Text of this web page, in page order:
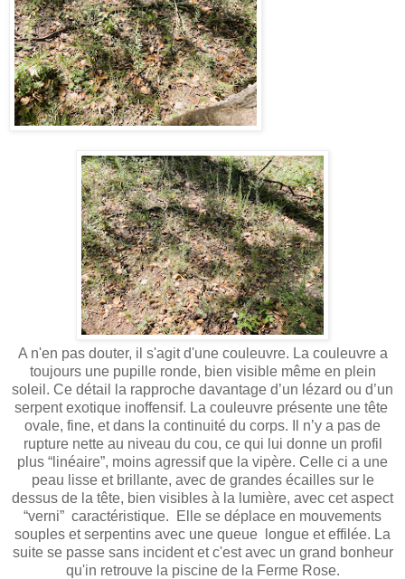
A n'en pas douter, il s'agit d'une couleuvre. La couleuvre a
toujours une pupille ronde, bien visible même en plein
soleil. Ce détail la rapproche davantage d’un lézard ou d’un
serpent exotique inoffensif. La couleuvre présente une tête
ovale, fine, et dans la continuité du corps. Il n’y a pas de
rupture nette au niveau du cou, ce qui lui donne un profil
plus “linéaire”, moins agressif que la vipère. Celle ci a une
peau lisse et brillante, avec de grandes écailles sur le
dessus de la tête, bien visibles à la lumière, avec cet aspect
“verni” caractéristique. Elle se déplace en mouvements
souples et serpentins avec une queue longue et effilée. La
suite se passe sans incident et c'est avec un grand bonheur
qu'in retrouve la piscine de la Ferme Rose.